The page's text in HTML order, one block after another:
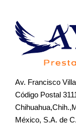
Av. Francisco
Código Postal
México, S.A. de